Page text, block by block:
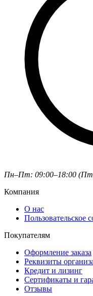
Пн–Пт: 09:00–18:00 (Пт
Компания
О нас
Пользовательское
Покупателям
Оформление заказа
Реквизиты
Кредит и лизинг
Сертификаты и
Отзывы